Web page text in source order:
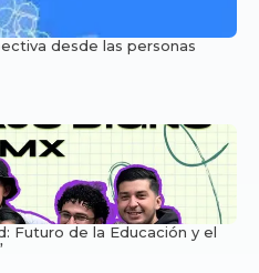
desde las personas
Futuro de la Educación y el